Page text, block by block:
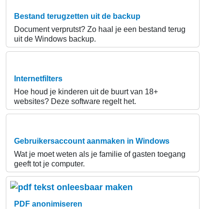
Bestand terugzetten uit de backup
Document verprutst? Zo haal je een bestand terug
uit de Windows backup.
Internetfilters
Hoe houd je kinderen uit de buurt van 18+
websites? Deze software regelt het.
Gebruikersaccount aanmaken in Windows
Wat je moet weten als je familie of gasten toegang
geeft tot je computer.
PDF anonimiseren